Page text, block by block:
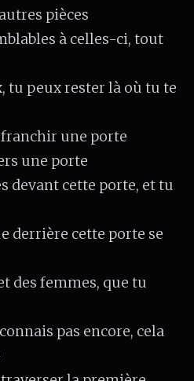
pièces
à celles-ci, tout
tu peux rester là où tu te
franchir une porte
une porte
devant cette porte, et tu
derrière cette porte se
des femmes, que tu
pas encore, cela